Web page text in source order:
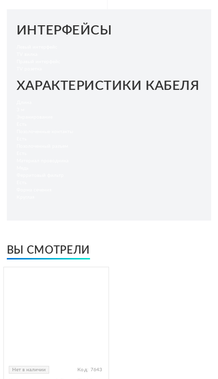
ИНТЕРФЕЙСЫ
ХАРАКТЕРИСТИКИ КАБЕЛЯ
ВЫ СМОТРЕЛИ
Нет в наличии Код: 7643